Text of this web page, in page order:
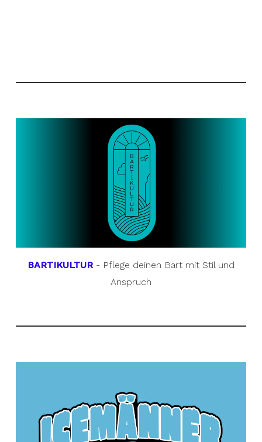
BARTIKULTUR- Pflege deinen Bart mit Stil und
Anspruch